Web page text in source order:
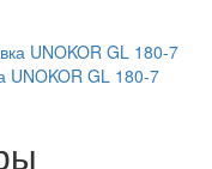
UNOKOR GL 180-7